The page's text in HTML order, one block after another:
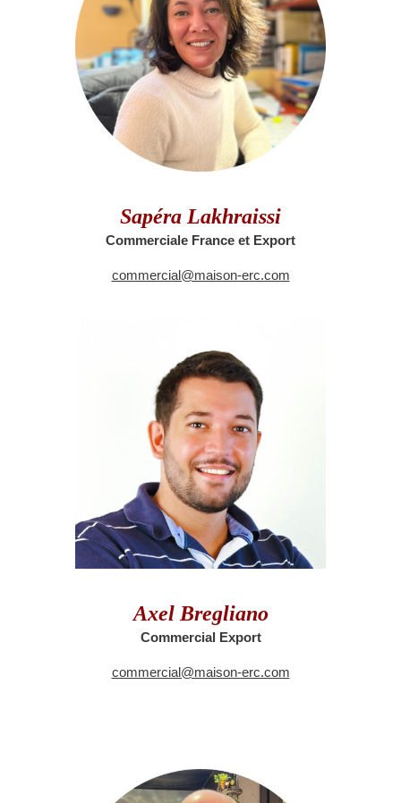
Sapéra Lakhraissi
Commerciale France et Export
commercial@maison-erc.com
Axel Bregliano
Commercial Export
commercial@maison-erc.com